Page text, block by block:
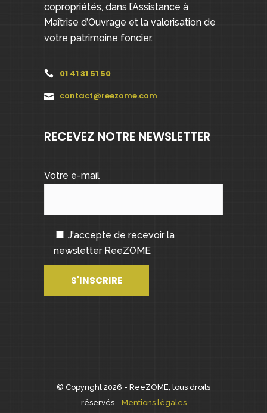
copropriétés, dans l’Assistance à
Maîtrise d’Ouvrage et la valorisation de
votre patrimoine foncier.
01 41 31 51 50
contact@reezome.com
RECEVEZ NOTRE NEWSLETTER
Votre e-mail
J'accepte de recevoir la
newsletter ReeZOME
© Copyright 2026 - ReeZOME, tous droits
réservés - Mentions légales